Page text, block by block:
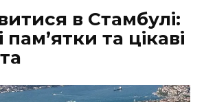
в Стамбулі:
та цікаві